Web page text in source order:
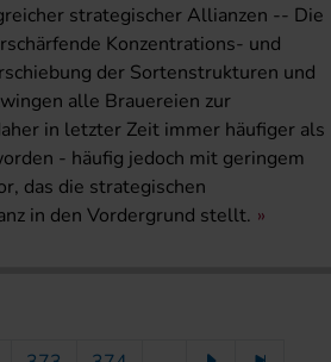
strategischer Allianzen -- Die
Konzentrations- und
der Sortenstrukturen und
alle Brauereien zur
in letzter Zeit immer häufiger als
- häufig jedoch mit geringem
das die strategischen
in den Vordergrund stellt.